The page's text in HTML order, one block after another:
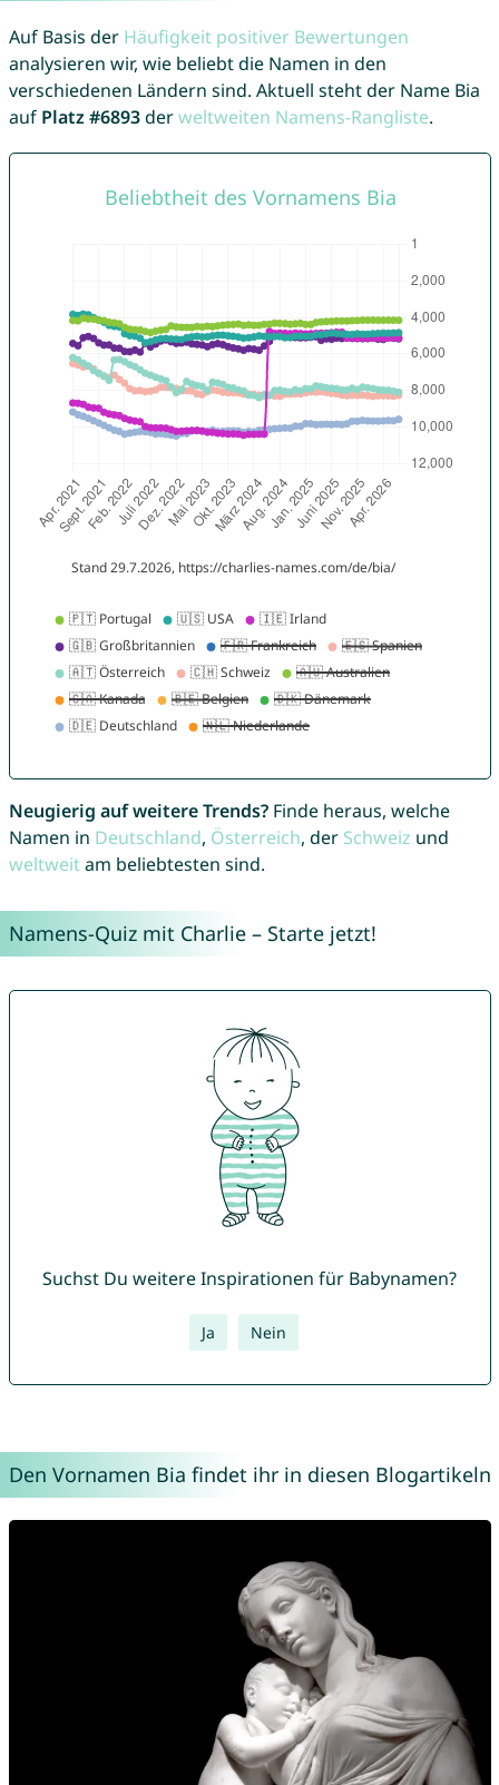
Auf Basis der Häufigkeit positiver Bewertungen
analysieren wir, wie beliebt die Namen in den
verschiedenen Ländern sind. Aktuell steht der Name Bia
auf Platz #6893derweltweiten Namens-Rangliste.
Neugierig auf weitere Trends?Finde heraus, welche
Namen in Deutschland, Österreich, der Schweiz und
weltweitam beliebtesten sind.
Namens-Quiz mit Charlie – Starte jetzt!
Suchst Du weitere Inspirationen für Babynamen?
Ja Nein
Den Vornamen Bia findet ihr in diesen Blogartikeln